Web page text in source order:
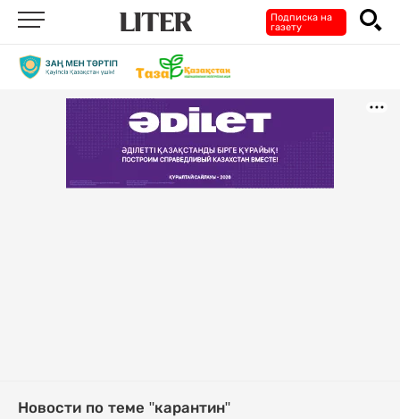
Подписка на
газету
Новости по теме "карантин"